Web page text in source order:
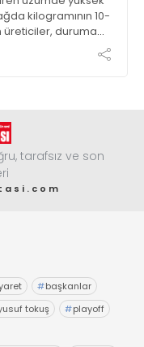
kilogramının 10-
üreticiler, duruma
tarafsız ve son
#başkanlar
tokuş #playoff